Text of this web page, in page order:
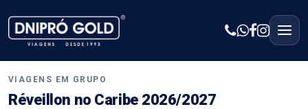
VIAGENS EM GRUPO
Réveillon no Caribe 2026/2027